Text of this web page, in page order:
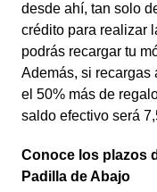
desde ahí, tan solo
crédito para realizar
podrás recargar tu
Además, si recargas
el 50% más de
saldo efectivo será
Conoce los plazos
Padilla de Abajo